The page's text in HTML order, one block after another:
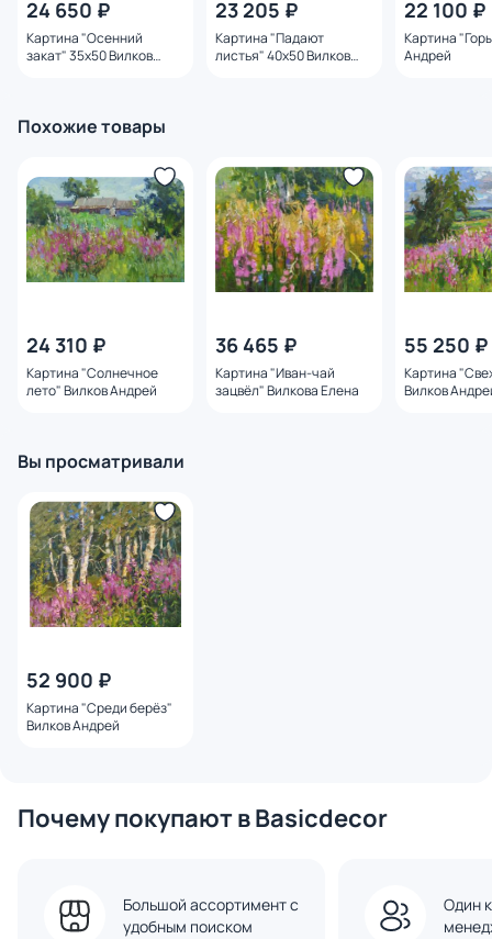
24 650 ₽
Картина "Осенний
закат" 35x50 Вилков
23 205 ₽
Картина "Падают
листья" 40x50 Вилков
22 100 ₽
Картина
Андрей
Похожие товары
24 310 ₽
Картина "Солнечное
лето" Вилков Андрей
36 465 ₽
Картина "Иван-чай
зацвёл" Вилкова Елена
55 250 ₽
Картина
Вилков
Вы просматривали
52 900 ₽
Картина "Среди берёз"
Вилков Андрей
Почему покупают в Basicdecor
Большой ассортимент с
удобным поиском
Один